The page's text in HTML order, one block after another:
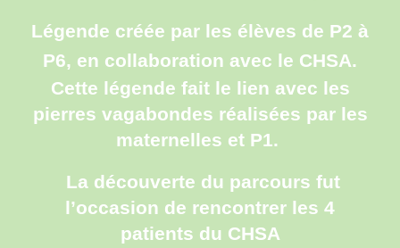
Légende créée par les élèves de P2 à
P6, en collaboration avec le CHSA.
Cette légende fait le lien avec les
pierres vagabondes réalisées par les
maternelles et P1.
La découverte du parcours fut
l’occasion de rencontrer les 4
patients du CHSA